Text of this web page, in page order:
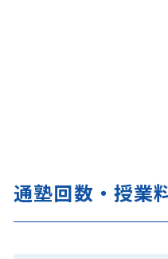
通塾回数・授業